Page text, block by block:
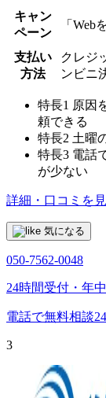
キャン
ペーン
「Web
支払い
方法
クレジ
ンビニ
特長1 原因
頼できる
特長2 土曜
特長3 電話
が少ない
詳細・口コミを
気になる
050-7562-0048
24時間受付・年
電話で無料相談
3